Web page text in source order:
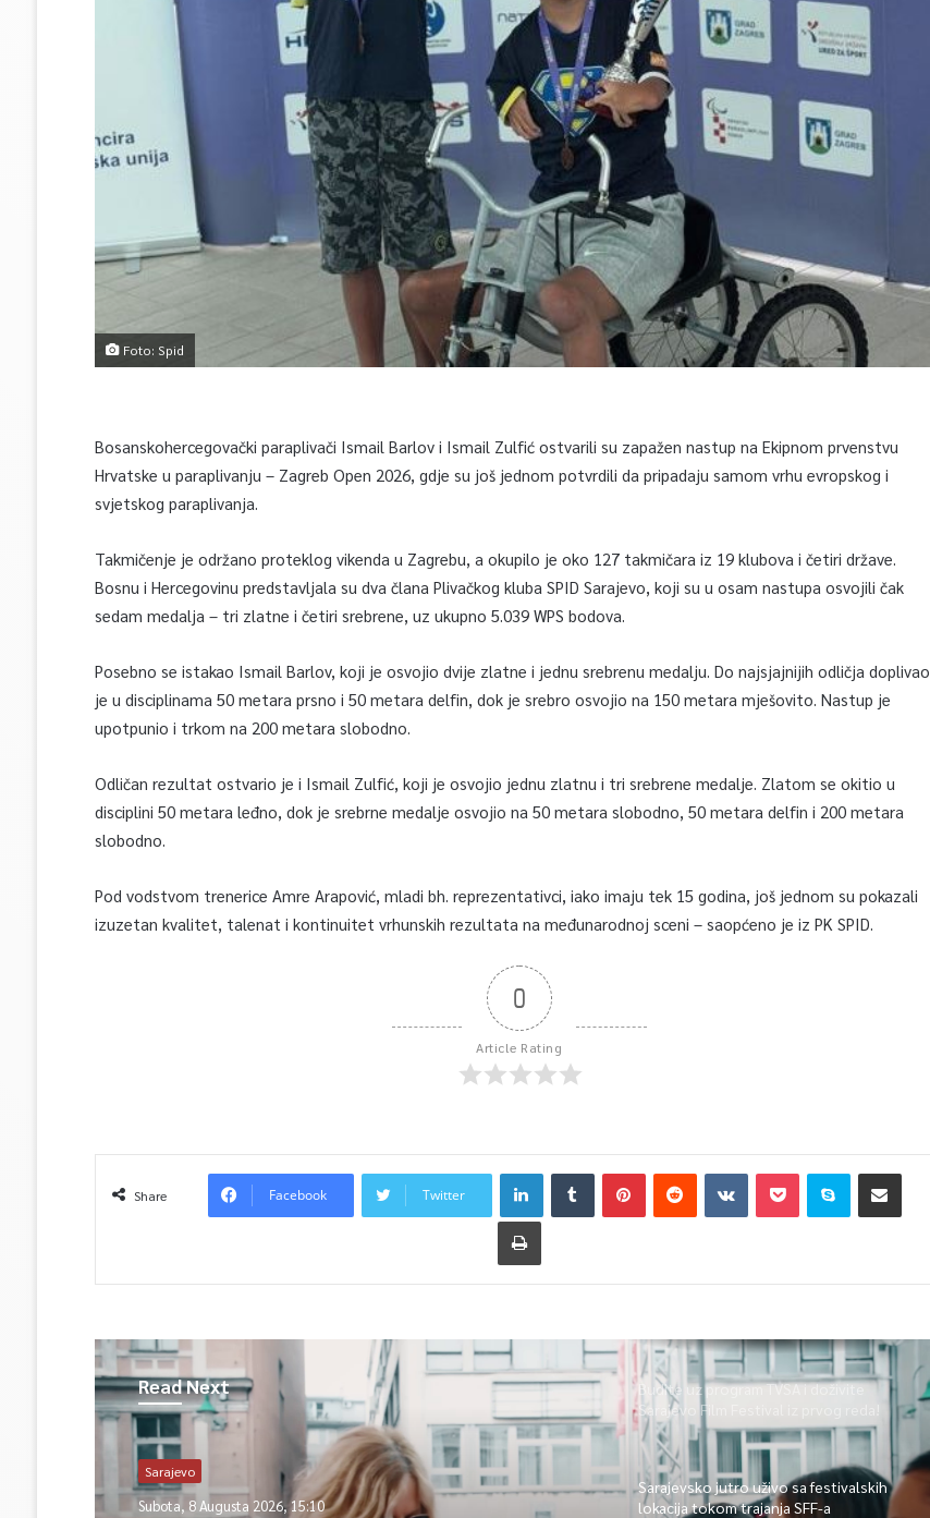
Foto: Spid
Bosanskohercegovački paraplivači Ismail Barlov i Ismail Zulfić ostvarili su zapažen nastup na Ekipnom prvenstvu
Hrvatske u paraplivanju – Zagreb Open 2026, gdje su još jednom potvrdili da pripadaju samom vrhu evropskog i
svjetskog paraplivanja.
Takmičenje je održano proteklog vikenda u Zagrebu, a okupilo je oko 127 takmičara iz 19 klubova i četiri države.
Bosnu i Hercegovinu predstavljala su dva člana Plivačkog kluba SPID Sarajevo, koji su u osam nastupa osvojili čak
sedam medalja – tri zlatne i četiri srebrene, uz ukupno 5.039 WPS bodova.
Posebno se istakao Ismail Barlov, koji je osvojio dvije zlatne i jednu srebrenu medalju. Do najsjajnijih odličja doplivao
je u disciplinama 50 metara prsno i 50 metara delfin, dok je srebro osvojio na 150 metara mješovito. Nastup je
upotpunio i trkom na 200 metara slobodno.
Odličan rezultat ostvario je i Ismail Zulfić, koji je osvojio jednu zlatnu i tri srebrene medalje. Zlatom se okitio u
disciplini 50 metara leđno, dok je srebrne medalje osvojio na 50 metara slobodno, 50 metara delfin i 200 metara
slobodno.
Pod vodstvom trenerice Amre Arapović, mladi bh. reprezentativci, iako imaju tek 15 godina, još jednom su pokazali
izuzetan kvalitet, talenat i kontinuitet vrhunskih rezultata na međunarodnoj sceni – saopćeno je iz PK SPID.
0
Article Rating
Share Facebook Twitter
Read Next
Sarajevo
Subota, 8 Augusta 2026, 15:10
Budite uz program TVSA i doživite
Sarajevo Film Festival iz prvog reda!
Sarajevsko jutro uživo sa festivalskih
lokacija tokom trajanja SFF-a